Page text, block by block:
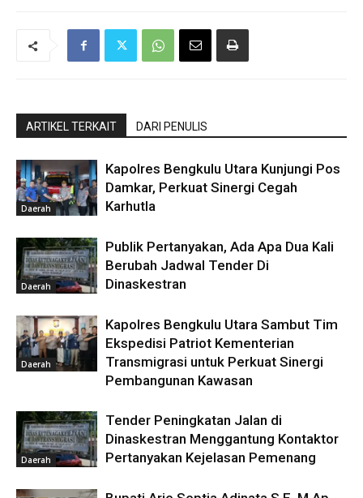
ARTIKEL TERKAIT DARI PENULIS
Daerah
Kapolres Bengkulu Utara Kunjungi Pos
Damkar, Perkuat Sinergi Cegah
Karhutla
Daerah
Publik Pertanyakan, Ada Apa Dua Kali
Berubah Jadwal Tender Di
Dinaskestran
Daerah
Kapolres Bengkulu Utara Sambut Tim
Ekspedisi Patriot Kementerian
Transmigrasi untuk Perkuat Sinergi
Pembangunan Kawasan
Daerah
Tender Peningkatan Jalan di
Dinaskestran Menggantung Kontaktor
Pertanyakan Kejelasan Pemenang